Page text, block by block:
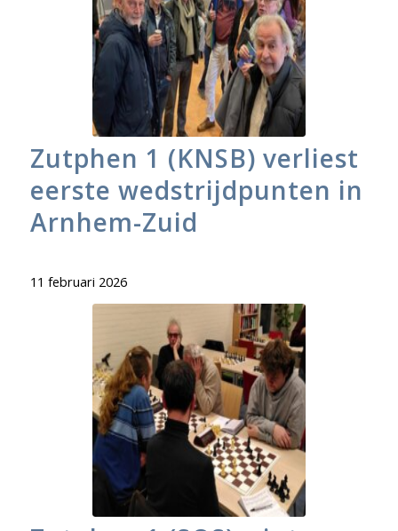
Zutphen 1 (KNSB) verliest
eerste wedstrijdpunten in
Arnhem-Zuid
11 februari 2026